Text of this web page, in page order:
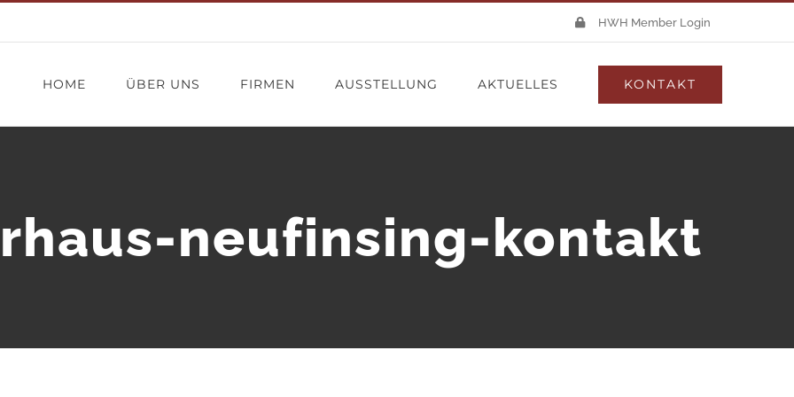
HWH Member Login
HOME ÜBER UNS FIRMEN AUSSTELLUNG AKTUELLES KONTAKT
neufinsing-kontakt